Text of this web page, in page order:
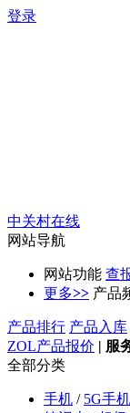
登录
中关村在线
网站导航
网站功能 查
更多>> 产品
产品排行 产品入库
ZOL产品报价 | 服
全部分类
手机 / 5G手机